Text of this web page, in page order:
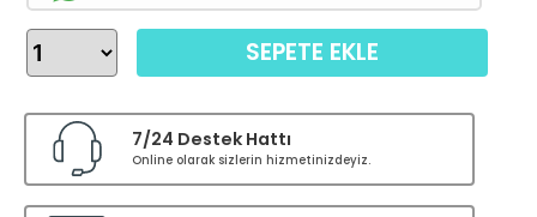
SEPETE EKLE
7/24 Destek Hattı
Online olarak sizlerin hizmetinizdeyiz.